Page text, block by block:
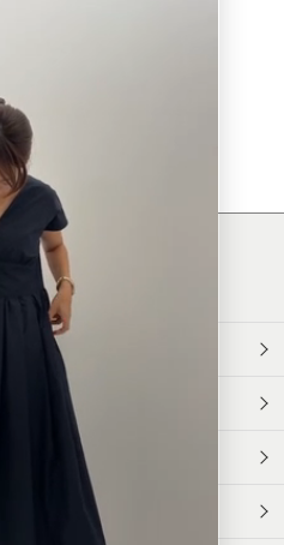
ビュー はありません。
情報発信中！
すめ商品や
ファッションはこちら